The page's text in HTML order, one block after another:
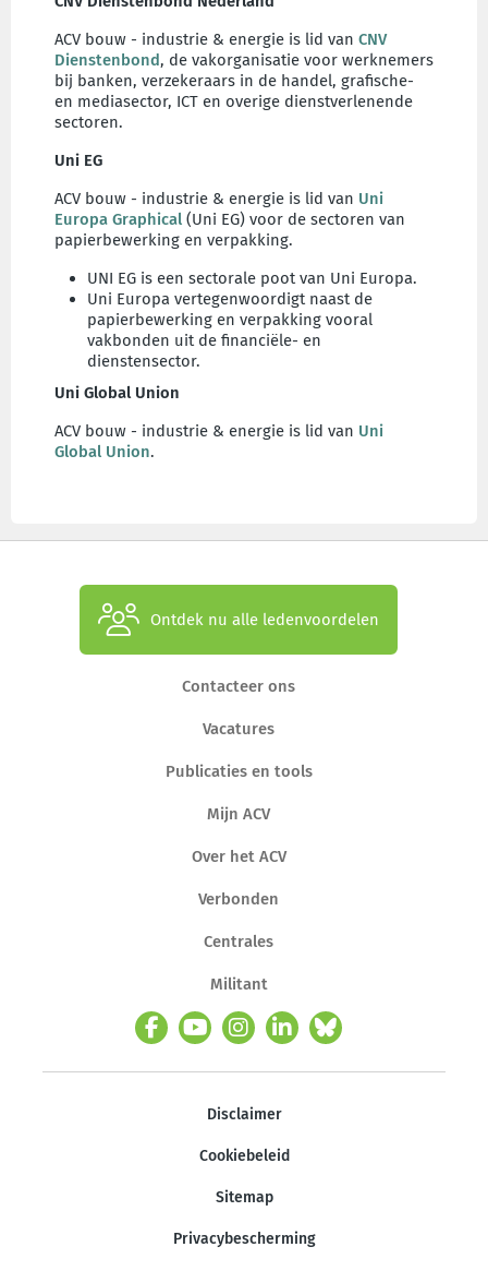
ACV bouw - industrie & energie is lid van CNV
Dienstenbond, de vakorganisatie voor werknemers
bij banken, verzekeraars in de handel, grafische-
en mediasector, ICT en overige dienstverlenende
sectoren.
Uni EG
ACV bouw - industrie & energie is lid van Uni
Europa Graphical (Uni EG) voor de sectoren van
papierbewerking en verpakking.
UNI EG is een sectorale poot van Uni Europa.
Uni Europa vertegenwoordigt naast de
papierbewerking en verpakking vooral
vakbonden uit de financiële- en
dienstensector.
Uni Global Union
ACV bouw - industrie & energie is lid van Uni
Global Union.
Ontdek nu alle ledenvoordelen
Contacteer ons
Vacatures
Publicaties en tools
Mijn ACV
Over het ACV
Verbonden
Centrales
Militant
Disclaimer
Cookiebeleid
Sitemap
Privacybescherming